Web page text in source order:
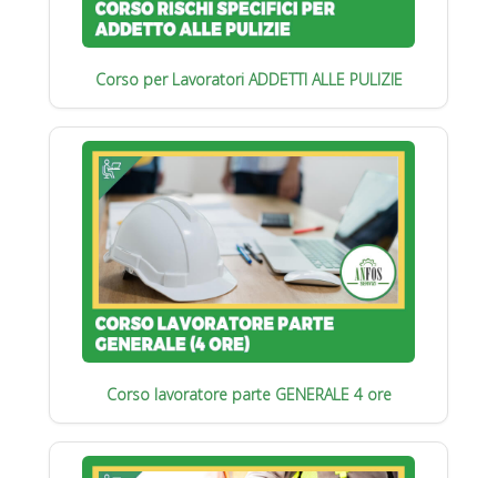
Corso per Lavoratori ADDETTI ALLE PULIZIE
Corso lavoratore parte GENERALE 4 ore